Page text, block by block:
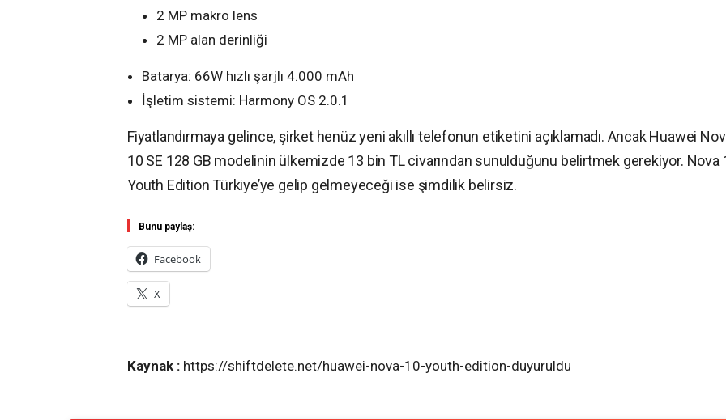
2 MP makro lens
2 MP alan derinliği
Batarya: 66W hızlı şarjlı 4.000 mAh
İşletim sistemi: Harmony OS 2.0.1
Fiyatlandırmaya gelince, şirket henüz yeni akıllı telefonun etiketini açıklamadı. Ancak Huawei
10 SE 128 GB modelinin ülkemizde 13 bin TL civarından sunulduğunu belirtmek gerekiyor. Nova
Youth Edition Türkiye’ye gelip gelmeyeceği ise şimdilik belirsiz.
Bunu paylaş:
Facebook
X
Kaynak : https://shiftdelete.net/huawei-nova-10-youth-edition-duyuruldu